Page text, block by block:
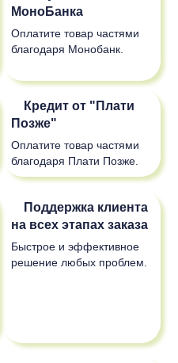
МоноБанка
Оплатите товар частями
благодаря Монобанк.
Кредит от "Плати
Позже"
Оплатите товар частями
благодаря Плати Позже.
Поддержка клиента
на всех этапах заказа
Быстрое и эффективное
решение любых проблем.